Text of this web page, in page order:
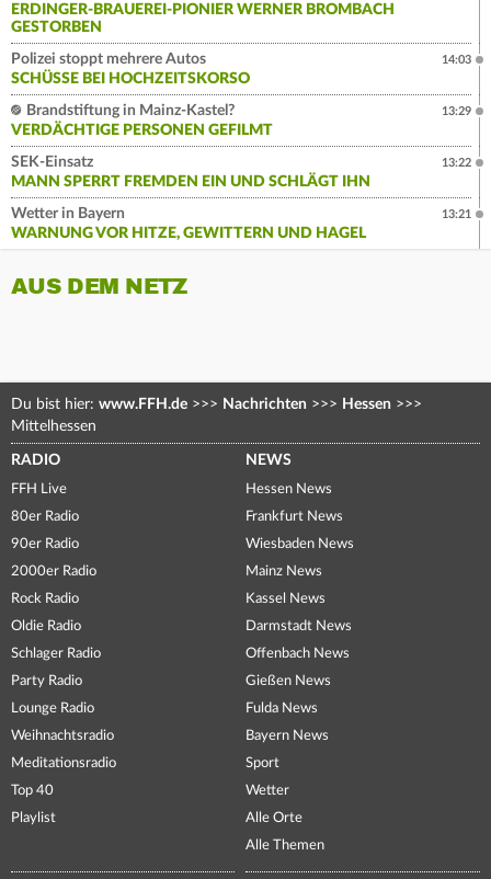
ERDINGER-BRAUEREI-PIONIER WERNER BROMBACH
GESTORBEN
Polizei stoppt mehrere Autos
SCHÜSSE BEI HOCHZEITSKORSO
14:03
Brandstiftung in Mainz-Kastel?
VERDÄCHTIGE PERSONEN GEFILMT
13:29
SEK-Einsatz
MANN SPERRT FREMDEN EIN UND SCHLÄGT IHN
13:22
Wetter in Bayern
WARNUNG VOR HITZE, GEWITTERN UND HAGEL
13:21
AUS DEM NETZ
Du bist hier: www.FFH.de >>> Nachrichten >>> Hessen >>>
Mittelhessen
RADIO
FFH Live
80er Radio
90er Radio
2000er Radio
Rock Radio
Oldie Radio
Schlager Radio
Party Radio
Lounge Radio
Weihnachtsradio
Meditationsradio
Top 40
Playlist
NEWS
Hessen News
Frankfurt News
Wiesbaden News
Mainz News
Kassel News
Darmstadt News
Offenbach News
Gießen News
Fulda News
Bayern News
Sport
Wetter
Alle Orte
Alle Themen